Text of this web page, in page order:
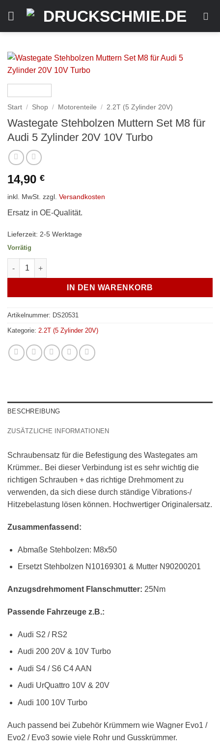
Inhalt
springen
Start / Shop / Motorenteile / 2.2T (5 Zylinder 20V)
Wastegate Stehbolzen Muttern Set M8 für
Audi 5 Zylinder 20V 10V Turbo
14,90 €
inkl. MwSt. zzgl. Versandkosten
Ersatz in OE-Qualität.
Lieferzeit: 2-5 Werktage
Vorrätig
Wastegate Stehbolzen Muttern Set M8 für Audi 5 Zylinder 20V
IN DEN WARENKORB
Artikelnummer: DS20531
Kategorie: 2.2T (5 Zylinder 20V)
BESCHREIBUNG
ZUSÄTZLICHE INFORMATIONEN
Schraubensatz für die Befestigung des Wastegates am
Krümmer.. Bei dieser Verbindung ist es sehr wichtig die
richtigen Schrauben + das richtige Drehmoment zu
verwenden, da sich diese durch ständige Vibrations-/
Hitzebelastung lösen können. Hochwertiger Originalersatz.
Zusammenfassend:
Abmaße Stehbolzen: M8x50
Ersetzt Stehbolzen N10169301 & Mutter N90200201
Anzugsdrehmoment Flanschmutter: 25Nm
Passende Fahrzeuge z.B.:
Audi S2 / RS2
Audi 200 20V & 10V Turbo
Audi S4 / S6 C4 AAN
Audi UrQuattro 10V & 20V
Audi 100 10V Turbo
Auch passend bei Zubehör Krümmern wie Wagner Evo1 /
Evo2 / Evo3 sowie viele Rohr und Gusskrümmer.